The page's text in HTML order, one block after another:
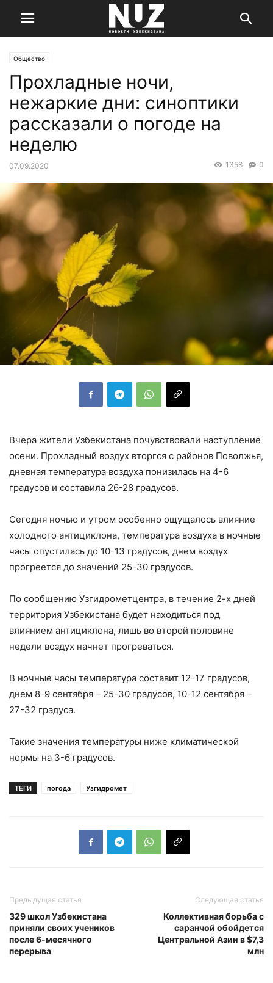
Общество
Прохладные ночи,
нежаркие дни: синоптики
рассказали о погоде на
неделю
07.09.2020 0
1358
Вчера жители Узбекистана почувствовали наступление
осени. Прохладный воздух вторгся с районов Поволжья,
дневная температура воздуха понизилась на 4-6
градусов и составила 26-28 градусов.
Сегодня ночью и утром особенно ощущалось влияние
холодного антициклона, температура воздуха в ночные
часы опустилась до 10-13 градусов, днем воздух
прогреется до значений 25-30 градусов.
По сообщению Узгидрометцентра, в течение 2-х дней
территория Узбекистана будет находиться под
влиянием антициклона, лишь во второй половине
недели воздух начнет прогреваться.
В ночные часы температура составит 12-17 градусов,
днем 8-9 сентября – 25-30 градусов, 10-12 сентября –
27-32 градуса.
Такие значения температуры ниже климатической
нормы на 3-6 градусов.
ТЕГИ погода Узгидромет
Предыдущая статья
329 школ Узбекистана
приняли своих учеников
после 6-месячного
перерыва
Следующая статья
Коллективная борьба с
саранчой обойдется
Центральной Азии в $7,3
млн